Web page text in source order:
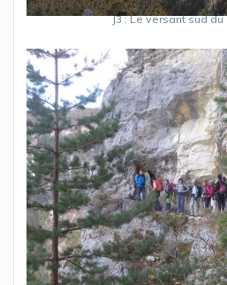
J3 : Le versant sud